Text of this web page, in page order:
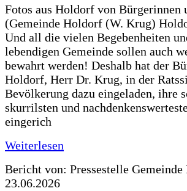
Fotos aus Holdorf von Bürgerinnen
(Gemeinde Holdorf (W. Krug)
Und all die vielen Begebenheiten
lebendigen Gemeinde sollen auch
bewahrt werden! Deshalb hat der
Holdorf, Herr Dr. Krug, in der
Bevölkerung dazu eingeladen, ihre
skurrilsten und
eingerich
Weiterlesen
Bericht von: Pressestelle
23.06.2026